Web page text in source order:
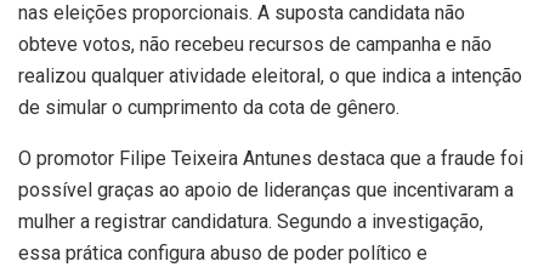
nas eleições proporcionais. A suposta candidata não
obteve votos, não recebeu recursos de campanha e não
realizou qualquer atividade eleitoral, o que indica a intenção
de simular o cumprimento da cota de gênero.
O promotor Filipe Teixeira Antunes destaca que a fraude foi
possível graças ao apoio de lideranças que incentivaram a
mulher a registrar candidatura. Segundo a investigação,
essa prática configura abuso de poder político e